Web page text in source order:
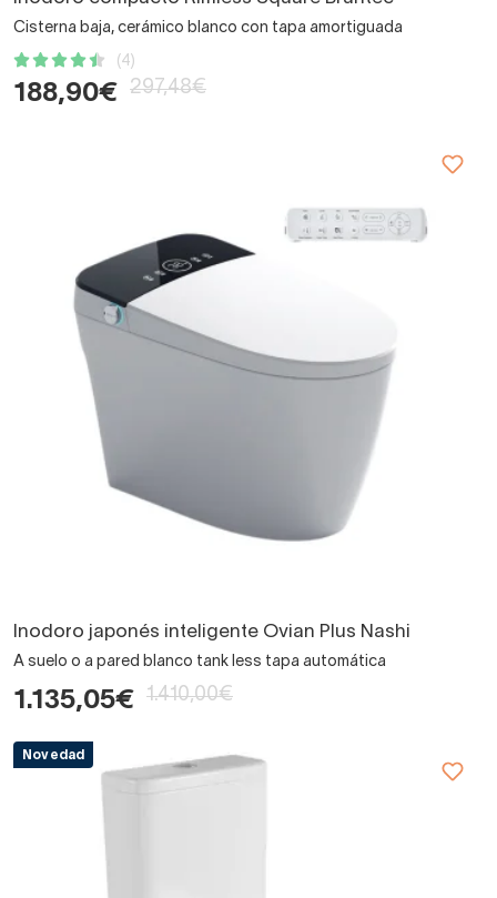
Cisterna baja, cerámico blanco con tapa amortiguada
(4)
188,90€ 297,48€
Inodoro japonés inteligente Ovian Plus Nashi
A suelo o a pared blanco tank less tapa automática
1.135,05€ 1.410,00€
Novedad